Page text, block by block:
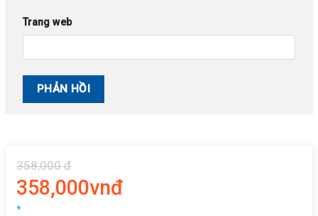
Trang web
358,000 đ
358,000vnđ
*